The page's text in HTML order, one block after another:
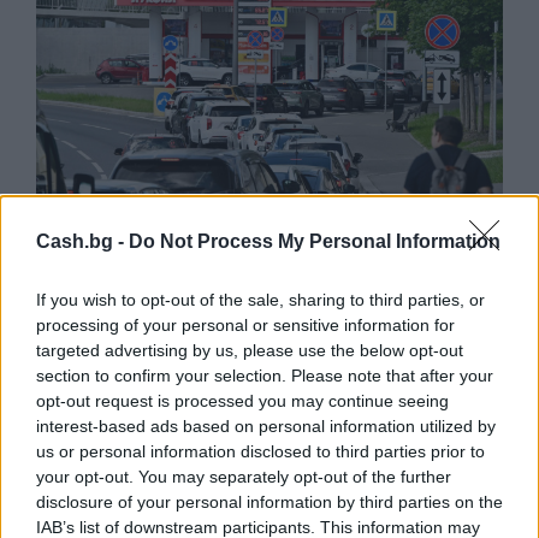
Cash.bg - Do Not Process My Personal Information
If you wish to opt-out of the sale, sharing to third parties, or
processing of your personal or sensitive information for
targeted advertising by us, please use the below opt-out
section to confirm your selection. Please note that after your
opt-out request is processed you may continue seeing
interest-based ads based on personal information utilized by
us or personal information disclosed to third parties prior to
your opt-out. You may separately opt-out of the further
disclosure of your personal information by third parties on the
IAB’s list of downstream participants. This information may
продукти от Южна Корея.
07.08.2026 / 17:05